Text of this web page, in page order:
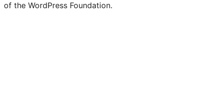
of the WordPress Foundation.